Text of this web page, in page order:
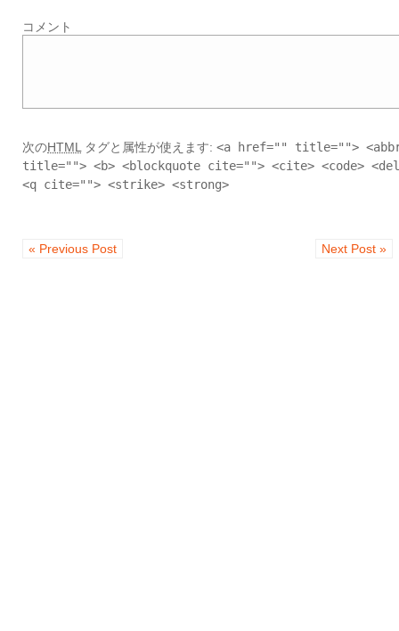
コメント
次のHTML タグと属性が使えます: <a href="" title="">
title=""> <b> <blockquote cite=""> <cite> <code> <del
<q cite=""> <strike> <strong>
« Previous Post Next Post »